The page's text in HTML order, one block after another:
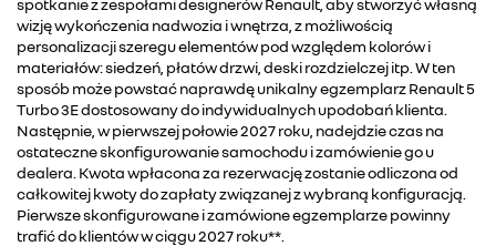
wizję wykończenia nadwozia i wnętrza, z możliwością
personalizacji szeregu elementów pod względem kolorów i
materiałów: siedzeń, płatów drzwi, deski rozdzielczej itp. W ten
sposób może powstać naprawdę unikalny egzemplarz Renault 5
Turbo 3E dostosowany do indywidualnych upodobań klienta.
Następnie, w pierwszej połowie 2027 roku, nadejdzie czas na
ostateczne skonfigurowanie samochodu i zamówienie go u
dealera. Kwota wpłacona za rezerwację zostanie odliczona od
całkowitej kwoty do zapłaty związanej z wybraną konfiguracją.
Pierwsze skonfigurowane i zamówione egzemplarze powinny
trafić do klientów w ciągu 2027 roku**.